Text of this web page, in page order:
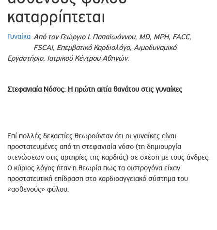
καταρρίπτεται
Γυναίκα Από τον Γεώργιο Ι. Παπαϊωάννου, MD, MPH, FACC,
FSCAI, Επεμβατικό Καρδιολόγο, Αιμοδυναμικό
Εργαστήριο, Ιατρικού Κέντρου Αθηνών.
Στεφανιαία Νόσος: Η πρώτη αιτία θανάτου στις γυναίκες
Επί πολλές δεκαετίες θεωρούνταν ότι οι γυναίκες είναι
προστατευμένες από τη στεφανιαία νόσο (τη δημιουργία
στενώσεων στις αρτηρίες της καρδιάς) σε σχέση με τους άνδρες.
Ο κύριος λόγος ήταν η θεωρία πως τα οιστρογόνα είχαν
προστατευτική επίδραση στο καρδιοαγγειακό σύστημα του
«ασθενούς» φύλου.